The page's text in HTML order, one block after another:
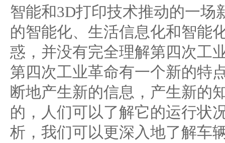
智能和3D打印技术推动的一场
的智能化、生活信息化和智能
惑，并没有完全理解第四次工
第四次工业革命有一个新的特
断地产生新的信息，产生新的
的，人们可以了解它的运行状
析，我们可以更深入地了解车